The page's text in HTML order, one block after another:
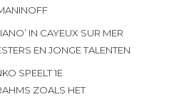
IN CAYEUX SUR MER
EN JONGE TALENTEN
SPEELT 1E
ZOALS HET